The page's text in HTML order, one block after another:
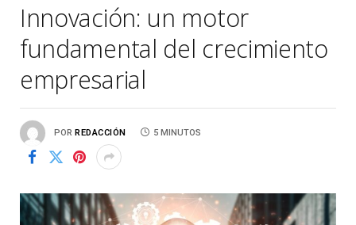
Innovación: un motor
fundamental del crecimiento
empresarial
POR REDACCIÓN 5 MINUTOS